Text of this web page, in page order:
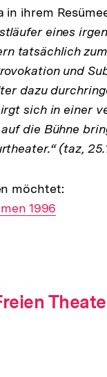
in ihrem
eines
tatsächlich
und
dazu
sich in einer
die Bühne
(taz,
möchtet:
1996